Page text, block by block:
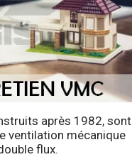
après 1982, sont
ventilation mécanique
flux.